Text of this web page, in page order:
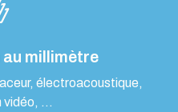
millimètre
électroacoustique,
vidéo, …